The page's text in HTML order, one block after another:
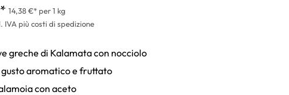
14,38 €* per 1 kg
IVA più costi di spedizione
greche di Kalamata con nocciolo
gusto aromatico e fruttato
con aceto